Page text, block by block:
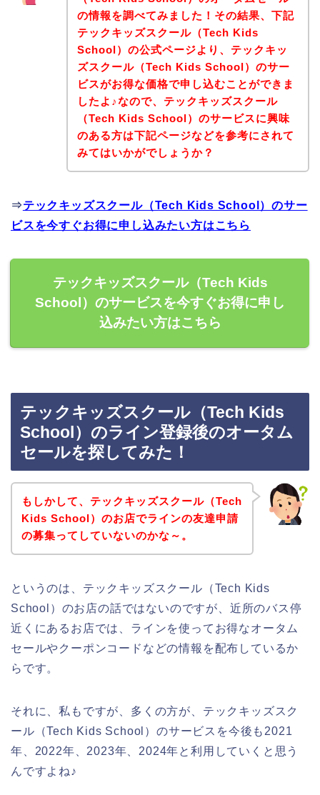
の情報を調べてみました！その結果、下記
テックキッズスクール（Tech Kids
School）の公式ページより、テックキッ
ズスクール（Tech Kids School）のサー
ビスがお得な価格で申し込むことができま
したよ♪なので、テックキッズスクール
（Tech Kids School）のサービスに興味
のある方は下記ページなどを参考にされて
みてはいかがでしょうか？
⇒テックキッズスクール（Tech Kids School）のサー
ビスを今すぐお得に申し込みたい方はこちら
テックキッズスクール（Tech Kids
School）のサービスを今すぐお得に申し
込みたい方はこちら
テックキッズスクール（Tech Kids
School）のライン登録後のオータム
セールを探してみた！
もしかして、テックキッズスクール（Tech
Kids School）のお店でラインの友達申請
の募集ってしていないのかな～。
というのは、テックキッズスクール（Tech Kids
School）のお店の話ではないのですが、近所のバス停
近くにあるお店では、ラインを使ってお得なオータム
セールやクーポンコードなどの情報を配布しているか
らです。
それに、私もですが、多くの方が、テックキッズスク
ール（Tech Kids School）のサービスを今後も2021
年、2022年、2023年、2024年と利用していくと思う
んですよね♪